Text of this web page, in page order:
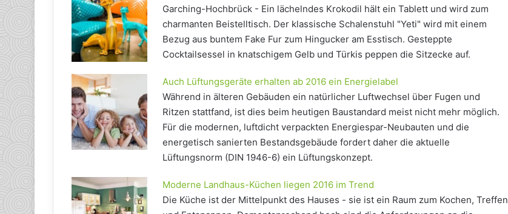
Garching-Hochbrück - Ein lächelndes Krokodil hält ein Tablett und wird zum
charmanten Beistelltisch. Der klassische Schalenstuhl "Yeti" wird mit einem
Bezug aus buntem Fake Fur zum Hingucker am Esstisch. Gesteppte
Cocktailsessel in knatschigem Gelb und Türkis peppen die Sitzecke auf.
Auch Lüftungsgeräte erhalten ab 2016 ein Energielabel
Während in älteren Gebäuden ein natürlicher Luftwechsel über Fugen und
Ritzen stattfand, ist dies beim heutigen Baustandard meist nicht mehr möglich.
Für die modernen, luftdicht verpackten Energiespar-Neubauten und die
energetisch sanierten Bestandsgebäude fordert daher die aktuelle
Lüftungsnorm (DIN 1946-6) ein Lüftungskonzept.
Moderne Landhaus-Küchen liegen 2016 im Trend
Die Küche ist der Mittelpunkt des Hauses - sie ist ein Raum zum Kochen, Treffen